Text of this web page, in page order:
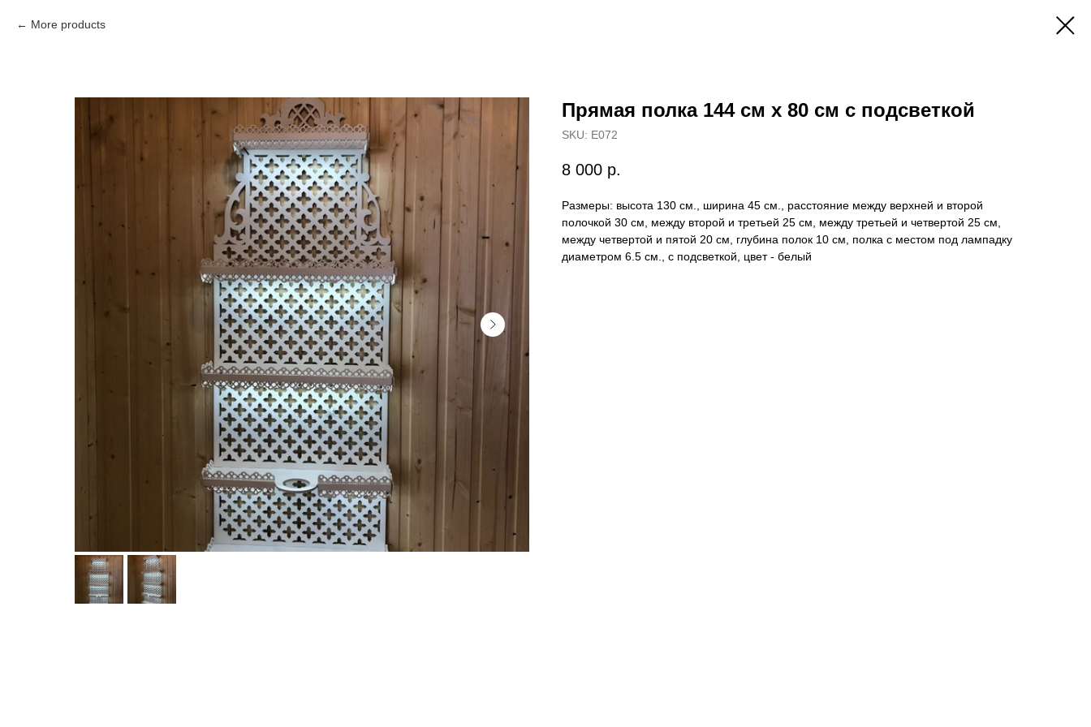
More products
Прямая полка 144 см х 80 см с подсветкой
SKU: Е072
8 000 р.
Размеры: высота 130 см., ширина 45 см., расстояние между верхней и второй
полочкой 30 см, между второй и третьей 25 см, между третьей и четвертой 25 см,
между четвертой и пятой 20 см, глубина полок 10 см, полка с местом под лампадку
диаметром 6.5 см., с подсветкой, цвет - белый